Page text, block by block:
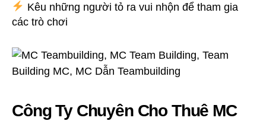
Kêu những người tỏ ra vui nhộn để tham gia
các trò chơi
Công Ty Chuyên Cho Thuê MC